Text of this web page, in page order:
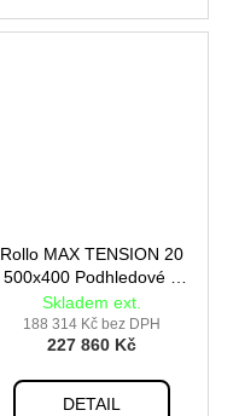
Rollo MAX TENSION 20
500x400 Podhledové +
rám pro vestavbu
Skladem ext.
188 314 Kč bez DPH
227 860 Kč
DETAIL